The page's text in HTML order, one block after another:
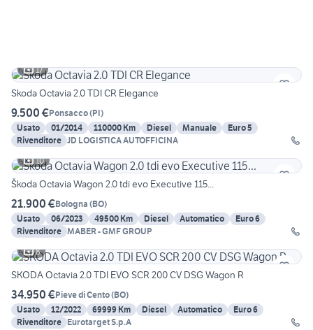
17
Skoda Octavia 2.0 TDI CR Elegance
9.500 €Ponsacco(PI)
Usato
01/2014 110000 Km Diesel Manuale
Euro 5
Rivenditore JD LOGISTICA AUTOFFICINA
10
Škoda Octavia Wagon 2.0 tdi evo Executive 115...
21.900 €Bologna (BO)
Usato
06/2023 49500 Km Diesel Automatico
Euro 6
Rivenditore MABER - GMF GROUP
8
SKODA Octavia 2.0 TDI EVO SCR 200 CV DSG Wagon R
34.950 €Pieve di Cento(BO)
Usato
12/2022 69999 Km Diesel Automatico
Euro 6
Rivenditore Eurotarget S.p.A